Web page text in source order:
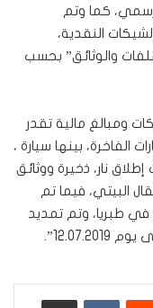
رسمي، كما وتم
النقدية،
والوثائق” بحسب
ومبالغ مالية تقدر
الفاخرة، بينها سيارة ،
نار، ذخيرة ووثائق
البيتي، فيما تم
طبريا، وتم تمديد
‏VKontakte